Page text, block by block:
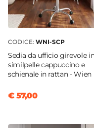
Bianco
Colore Struttura
Fibra di legno
Materiale Struttura
Struttura
CODICE: WNI-SCP
Sedia da ufficio girevole
similpelle cappuccino e
schienale in rattan - Wien
€ 57,00